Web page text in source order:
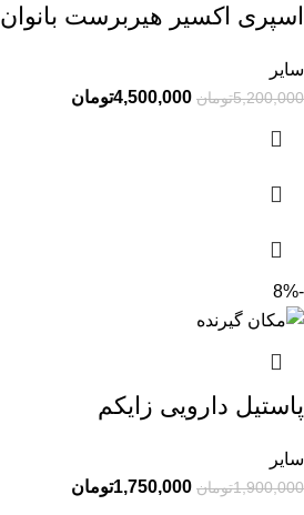
اسپری اکسیر هیربرست بانوان
سایر
5,200,000تومان 4,500,000تومان
-8%
پاستیل دارویی زایکم
سایر
1,900,000تومان 1,750,000تومان